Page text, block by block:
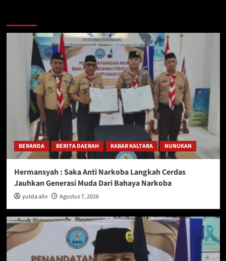
BERANDA BERITA DAERAH KABAR KALTARA NUNUKAN
Hermansyah : Saka Anti Narkoba Langkah Cerdas
Jauhkan Generasi Muda Dari Bahaya Narkoba
yutda alin Agustus 7, 2026